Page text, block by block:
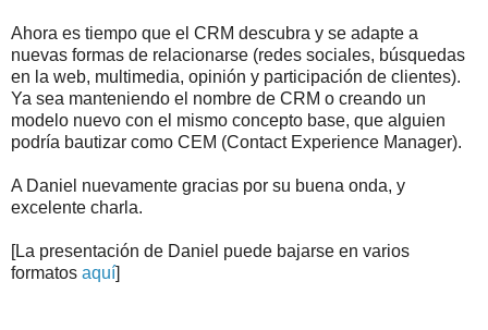
Ahora es tiempo que el CRM descubra y se adapte a
nuevas formas de relacionarse (redes sociales, búsquedas
en la web, multimedia, opinión y participación de clientes).
Ya sea manteniendo el nombre de CRM o creando un
modelo nuevo con el mismo concepto base, que alguien
podría bautizar como CEM (Contact Experience Manager).
A Daniel nuevamente gracias por su buena onda, y
excelente charla.
[La presentación de Daniel puede bajarse en varios
formatos aquí]